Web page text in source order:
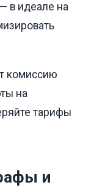
в идеале на
комиссию
на
тарифы
и